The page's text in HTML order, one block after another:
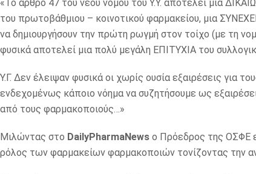
«Το άρθρο 47 του νέου νόμου του Υ.Υ. αποτελεί μια
του πρωτοβάθμιου – κοινοτικού φαρμακείου, μια
να δημιουργήσουν την πρώτη ρωγμή στον τοίχο (με τη
φυσικά αποτελεί μια πολύ μεγάλη ΕΠΙΤΥΧΙΑ του
Υ.Γ. Δεν έλειψαν φυσικά οι χωρίς ουσία εξαιρέσεις για
ενδεχομένως κάποιο νόημα να συζητήσουμε ως
από τους φαρμακοποιούς…»
Μιλώντας στο DailyPharmaNews o Πρόεδρος της ΟΣΦΕ
ρόλος των φαρμακείων φαρμακοποιών τονίζοντας την